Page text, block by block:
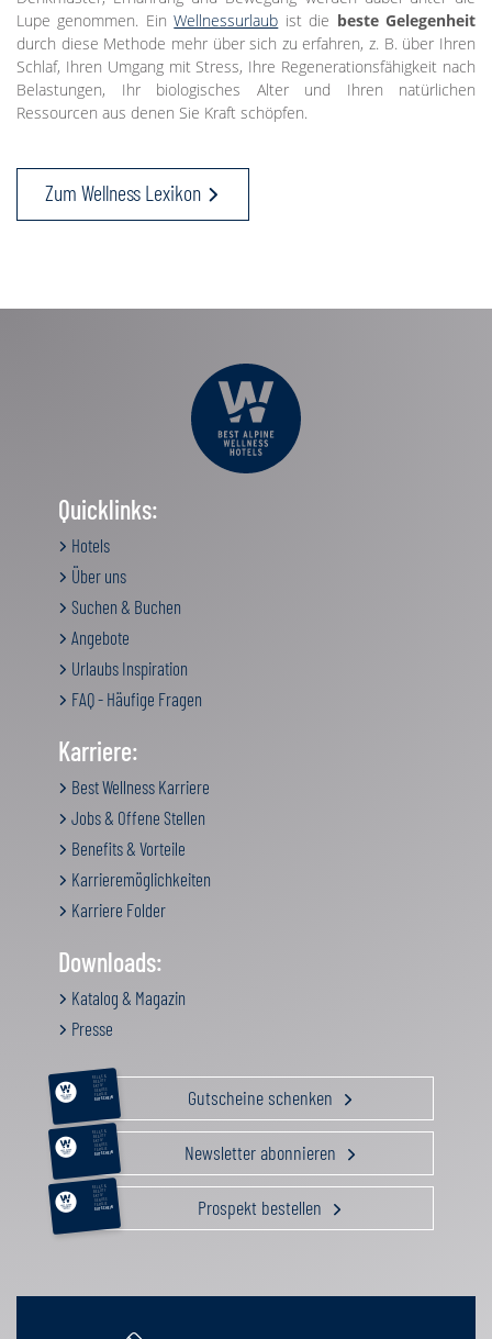
Lupe genommen. EinWellnessurlaub ist die beste Gelegenheit
durch diese Methode mehr über sich zu erfahren, z. B. über Ihren
Schlaf, Ihren Umgang mit Stress, Ihre Regenerationsfähigkeit nach
Belastungen, Ihr biologisches Alter und Ihren natürlichen
Ressourcen aus denen Sie Kraft schöpfen.
Zum Wellness Lexikon
Quicklinks:
Hotels
Über uns
Suchen & Buchen
Angebote
Urlaubs Inspiration
FAQ - Häufige Fragen
Karriere:
Best Wellness Karriere
Jobs & Offene Stellen
Benefits & Vorteile
Karrieremöglichkeiten
Karriere Folder
Downloads:
Katalog & Magazin
Presse
RELAX &
BEAUTY
AKTIV
GENUSS
FAMILIE
GUTSCHEIN Gutscheine schenken
RELAX &
BEAUTY
AKTIV
GENUSS
FAMILIE
GUTSCHEIN Newsletter abonnieren
RELAX &
BEAUTY
AKTIV
GENUSS
FAMILIE
GUTSCHEIN Prospekt bestellen